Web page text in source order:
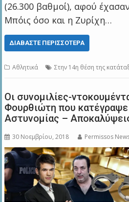
(26.300 βαθμοί), αφού
Μπόις όσο και η Ζυρίχη…
ΔΙΑΒΆΣΤΕ ΠΕΡΙΣΣΌΤΕΡΑ
Αθλητικά Στην 14η θέση της
Οι συνομιλίες-
Φουρθιώτη που κατέγραψε
Αστυνομίας –
30 Νοεμβρίου, 2018 Permissos